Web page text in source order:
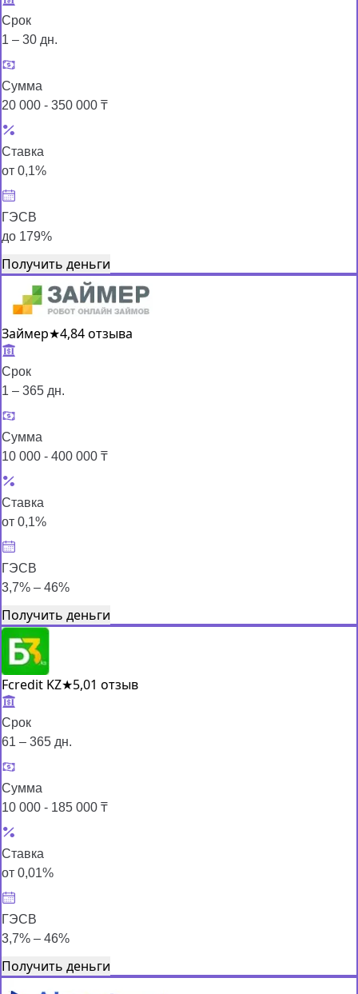
Срок
1 – 30 дн.
Сумма
20 000 - 350 000 ₸
Ставка
от 0,1%
ГЭСВ
до 179%
Получить деньги
Займер★4,84 отзыва
Срок
1 – 365 дн.
Сумма
10 000 - 400 000 ₸
Ставка
от 0,1%
ГЭСВ
3,7% – 46%
Получить деньги
Fcredit KZ★5,01 отзыв
Срок
61 – 365 дн.
Сумма
10 000 - 185 000 ₸
Ставка
от 0,01%
ГЭСВ
3,7% – 46%
Получить деньги